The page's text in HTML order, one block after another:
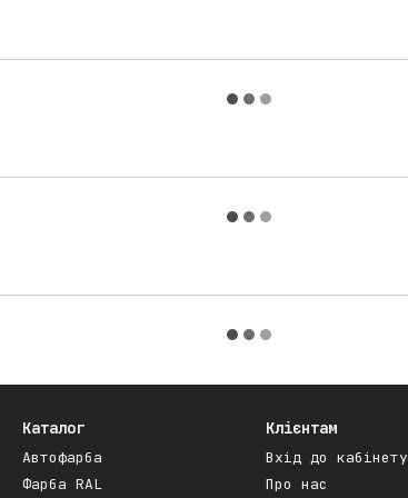
Каталог
Автофарба
Фарба RAL
Клієнтам
Вхід до кабінету
Про нас